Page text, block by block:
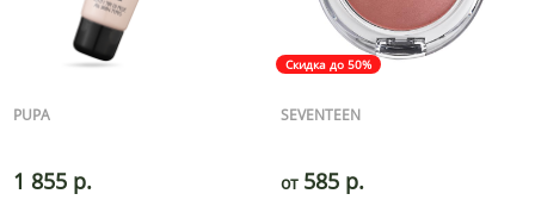
PUPA
1 855 р.
Скидка до 50%
SEVENTEEN
от 585 р.